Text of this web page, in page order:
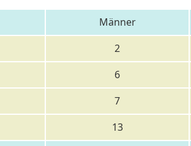
Männer
2
6
7
13